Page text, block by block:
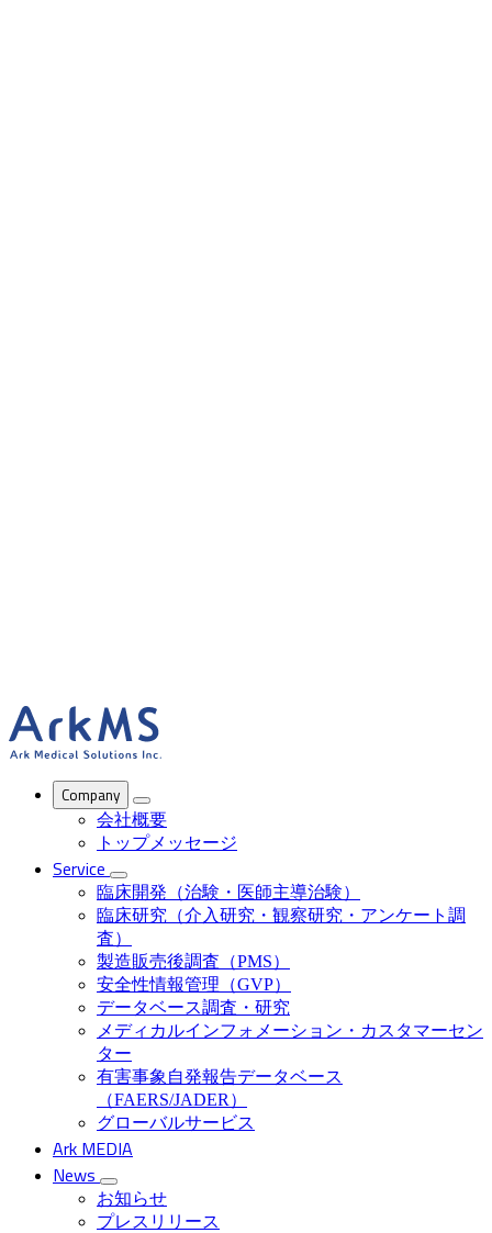
Company
会社概要
トップメッセージ
Service
臨床開発（治験・医師主導治験）
臨床研究（介入研究・観察研究・アンケート調
査）
製造販売後調査（PMS）
安全性情報管理（GVP）
データベース調査・研究
メディカルインフォメーション・カスタマーセン
ター
有害事象自発報告データベース
（FAERS/JADER）
グローバルサービス
Ark MEDIA
News
お知らせ
プレスリリース